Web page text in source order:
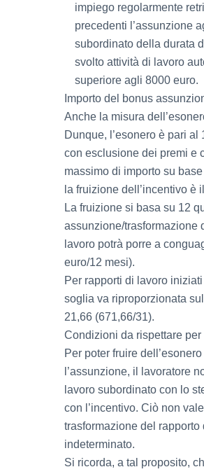
impiego regolarmente
precedenti l’assunzione
subordinato della durata
svolto attività di lavoro
superiore agli 8000 euro.
Importo del bonus
Anche la misura
Dunque, l’esonero è pari
con esclusione dei premi e
massimo di importo su
la fruizione dell’incentivo è
La fruizione si basa su 12
assunzione/trasformazione
lavoro potrà porre a
euro/12 mesi).
Per rapporti di lavoro
soglia va riproporzionata
21,66 (671,66/31).
Condizioni da rispettare
Per poter fruire
l’assunzione, il lavoratore
lavoro subordinato con lo
con l’incentivo. Ciò non
trasformazione del
indeterminato.
Si ricorda, a tal proposito,